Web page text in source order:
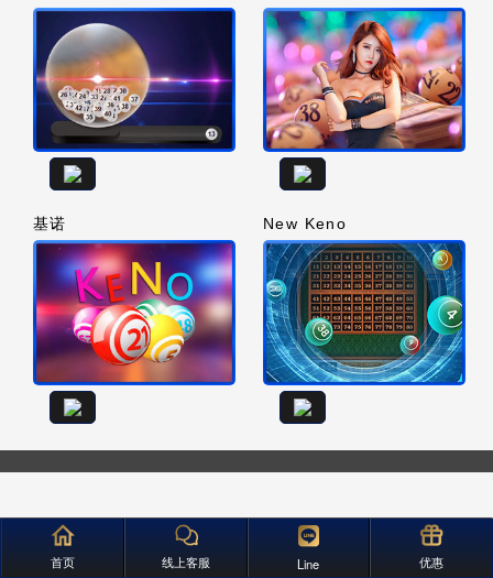
基诺 New Keno
首页 线上客服 Line 优惠